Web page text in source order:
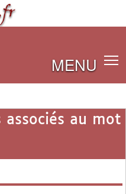
MENU
au mot